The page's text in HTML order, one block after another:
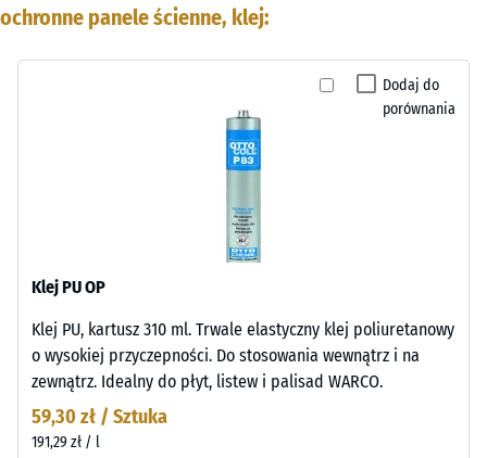
ochronne panele ścienne, klej:
Dodaj do
porównania
Klej PU OP
Klej PU, kartusz 310 ml. Trwale elastyczny klej poliuretanowy
o wysokiej przyczepności. Do stosowania wewnątrz i na
zewnątrz. Idealny do płyt, listew i palisad WARCO.
59,30 zł / Sztuka
191,29 zł / l